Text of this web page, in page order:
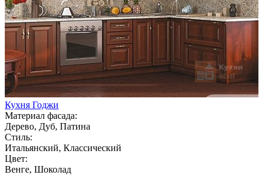
Кухня Годжи
Материал фасада:
Дерево, Дуб, Патина
Стиль:
Итальянский, Классический
Цвет:
Венге, Шоколад